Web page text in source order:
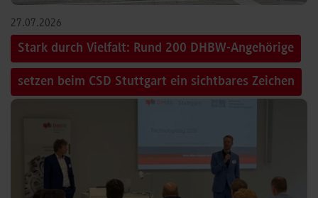
27.07.2026
Stark durch Vielfalt: Rund 200 DHBW-Angehörige
setzen beim CSD Stuttgart ein sichtbares Zeichen